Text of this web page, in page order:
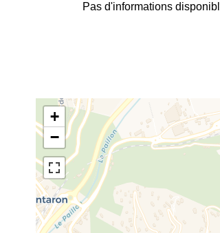
Pas d'informations
+
−